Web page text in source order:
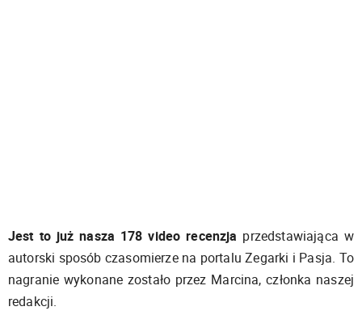
Jest to już nasza 178 video recenzja przedstawiająca w
autorski sposób czasomierze na portalu Zegarki i Pasja. To
nagranie wykonane zostało przez Marcina, członka naszej
redakcji.